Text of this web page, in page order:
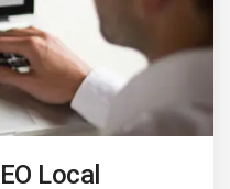
Local